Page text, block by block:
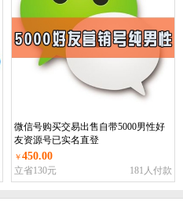
微信号购买交易出售自带5000男性好
友资源号已实名直登
￥450.00
立省130元 181人付款